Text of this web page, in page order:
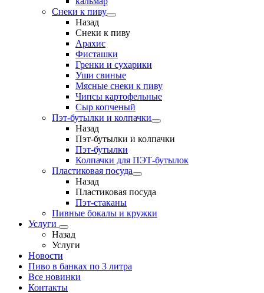
Снеки к пиву
Назад
Снеки к пиву
Арахис
Фисташки
Гренки и сухарики
Уши свиные
Мясные снеки к пиву
Чипсы картофельные
Сыр копченый
Пэт-бутылки и колпачки
Назад
Пэт-бутылки и колпачки
Пэт-бутылки
Колпачки для ПЭТ-бутылок
Пластиковая посуда
Назад
Пластиковая посуда
Пэт-стаканы
Пивные бокалы и кружки
Услуги
Назад
Услуги
Новости
Пиво в банках по 3 литра
Все новинки
Контакты